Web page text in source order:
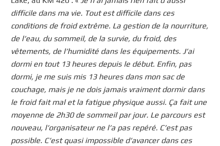
difficile dans ma vie. Tout est difficile dans ces
conditions de froid extrême. La gestion de la nourriture,
de l’eau, du sommeil, de la survie, du froid, des
vêtements, de l’humidité dans les équipements. J’ai
dormi en tout 13 heures depuis le début. Enfin, pas
dormi, je me suis mis 13 heures dans mon sac de
couchage, mais je ne dois jamais vraiment dormir dans
le froid fait mal et la fatigue physique aussi. Ça fait une
moyenne de 2h30 de sommeil par jour. Le parcours est
nouveau, l’organisateur ne l’a pas repéré. C’est pas
possible. C’est quasi impossible d’avancer dans ces